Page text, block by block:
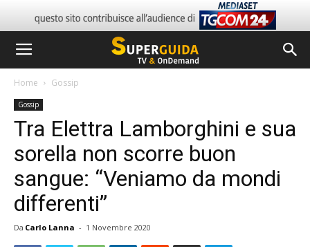
Home Gossip
Gossip
Tra Elettra Lamborghini e sua
sorella non scorre buon
sangue: “Veniamo da mondi
differenti”
Da Carlo Lanna - 1 Novembre 2020